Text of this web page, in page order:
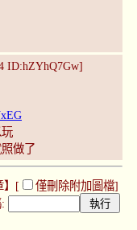
ID:hZYhQ7Gw]
做了
】[ 僅刪除附加圖檔]